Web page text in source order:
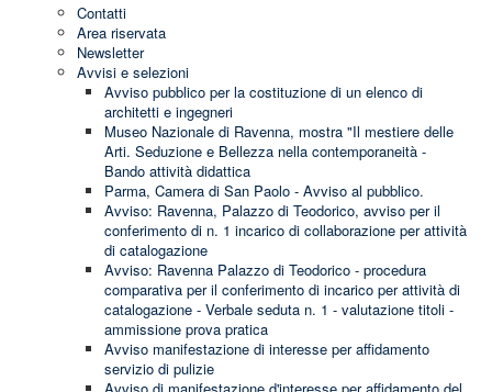
Contatti
Area riservata
Newsletter
Avvisi e selezioni
Avviso pubblico per la costituzione di un elenco di
architetti e ingegneri
Museo Nazionale di Ravenna, mostra "Il mestiere delle
Arti. Seduzione e Bellezza nella contemporaneità -
Bando attività didattica
Parma, Camera di San Paolo - Avviso al pubblico.
Avviso: Ravenna, Palazzo di Teodorico, avviso per il
conferimento di n. 1 incarico di collaborazione per attività
di catalogazione
Avviso: Ravenna Palazzo di Teodorico - procedura
comparativa per il conferimento di incarico per attività di
catalogazione - Verbale seduta n. 1 - valutazione titoli -
ammissione prova pratica
Avviso manifestazione di interesse per affidamento
servizio di pulizie